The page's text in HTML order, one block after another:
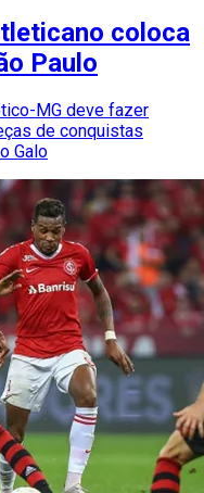
coloca
Paulo
MG deve fazer
de conquistas
Galo